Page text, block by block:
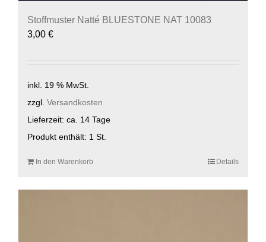
Stoffmuster Natté BLUESTONE NAT 10083
3,00 €
inkl. 19 % MwSt.
zzgl. Versandkosten
Lieferzeit: ca. 14 Tage
Produkt enthält: 1 St.
In den Warenkorb Details